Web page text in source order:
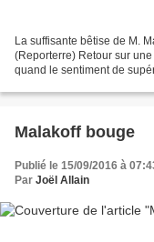
La suffisante bêtise de M.
(Reporterre) Retour sur
quand le sentiment de
Malakoff bouge
Publié le 15/09/2016 à
Par Joël Allain